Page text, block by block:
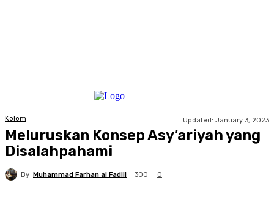
Kolom Updated: January 3, 2023
Meluruskan Konsep Asy’ariyah yang
Disalahpahami
By Muhammad Farhan al Fadlil 300 0